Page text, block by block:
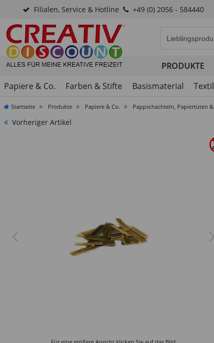
Filialen, Service & Hotline +49 (0) 2056 - 584440
PRODUKTE
Papiere & Co.
Farben & Stifte Basismaterial
Startseite Produkte Papiere & Co. Pappschachteln, Papiertüten
Vorheriger Artikel